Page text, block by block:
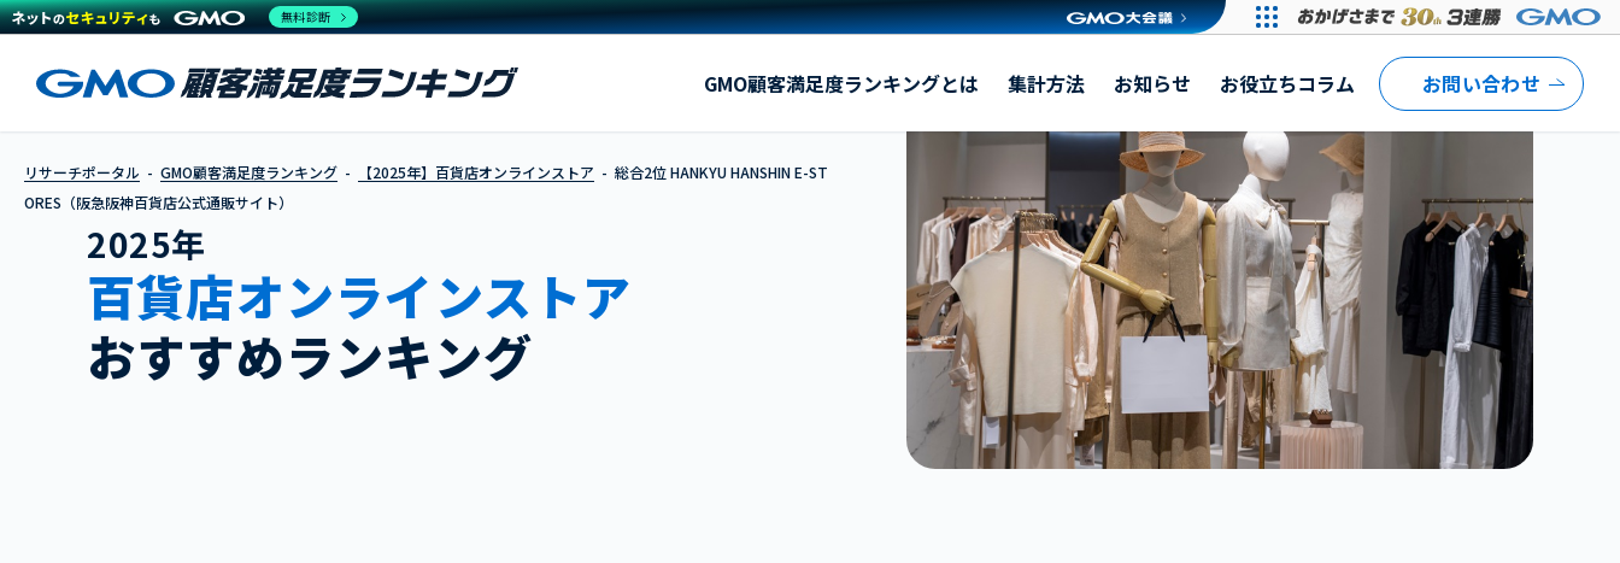
HANKYU HANSHIN E-STORES（阪急阪神百貨店公式通販サイト）
GMO顧客満足度ランキングとは 集計方法 お知らせ お役立ちコラム お問い合わせ
リサーチポータル GMO顧客満足度ランキング 【2025年】百貨店オンラインストア
総合2位 HANKYU HANSHIN E-ST
ORES（阪急阪神百貨店公式通販サイト）
2025年
百貨店オンラインストア
おすすめランキング
無料診断